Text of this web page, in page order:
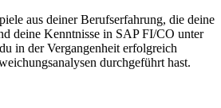
aus deiner Berufserfahrung, die deine
deine Kenntnisse in SAP FI/CO unter
in der Vergangenheit erfolgreich
durchgeführt hast.